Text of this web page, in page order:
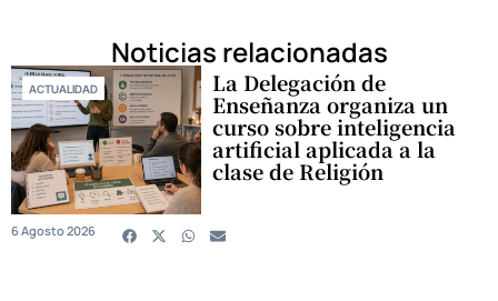
Noticias relacionadas
ACTUALIDAD La Delegación de
Enseñanza organiza un
curso sobre inteligencia
artificial aplicada a la
clase de Religión
6 Agosto 2026